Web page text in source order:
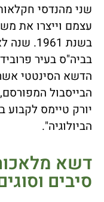
שני מהנדסי
עצמם וייצרו את
בשנת
בביה"ס בעיר
הבייסבול
יורק טיימס לקבוע
הביולוגיה".
דשא
סיבים